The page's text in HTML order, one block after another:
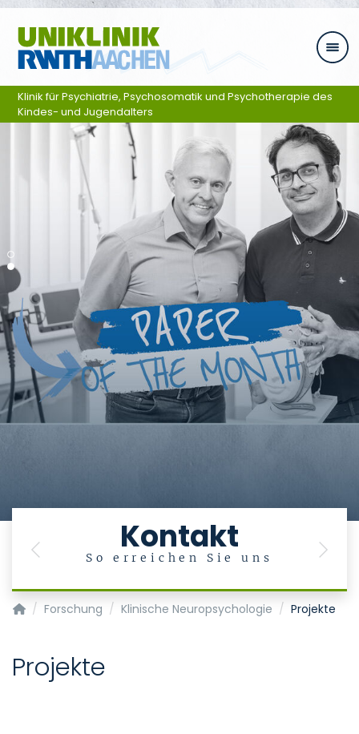
Zum Inhalt springen
Kontakt
So erreichen Sie uns
Previous Next
Klinik für Psychiatrie, Psychosomatik und Psychotherapie des
Kindes- und Jugendalters
Klinik für Psychiatrie, Psychosomatik und Psychotherapie
Forschung Klinische Neuropsychologie Projekte
Projekte